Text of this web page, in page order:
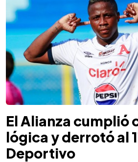
El Alianza cumplió
lógica y derrotó al
Deportivo